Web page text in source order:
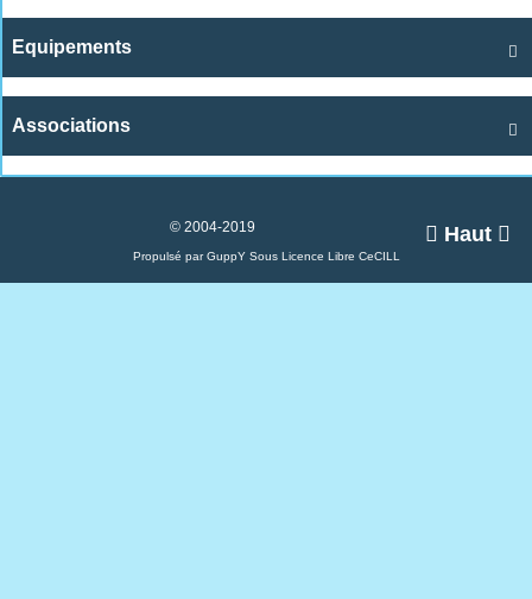

Equipements

Associations
 Haut 
© 2004-2019
Propulsé par GuppY Sous Licence Libre CeCILL